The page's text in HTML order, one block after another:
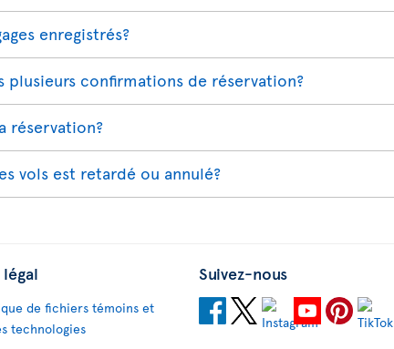
enregistrés?
confirmations de réservation?
réservation?
vols est retardé ou annulé?
légal
de fichiers témoins et
technologies
Suivez-nous